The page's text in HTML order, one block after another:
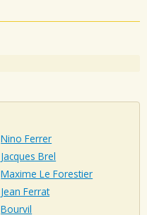
Nino Ferrer
Jacques Brel
Maxime Le Forestier
Jean Ferrat
Bourvil